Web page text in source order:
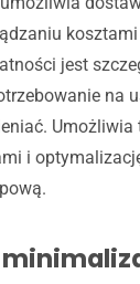
jest
na
Umożliwia
i